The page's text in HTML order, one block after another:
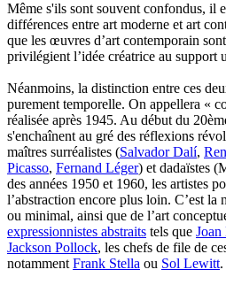
Même s'ils sont souvent confondus, il
différences entre art moderne et art
que les œuvres d’art contemporain
privilégient l’idée créatrice au support
Néanmoins, la distinction entre ces
purement temporelle. On appellera «
réalisée après 1945. Au début du
s'enchaînent au gré des réflexions
maîtres surréalistes (Salvador Dalí,
Picasso, Fernand Léger) et dadaïstes
des années 1950 et 1960, les artistes
l’abstraction encore plus loin. C’est la
ou minimal, ainsi que de l’art
expressionnistes abstraits tels que
Jackson Pollock, les chefs de file de
notammentFrank Stella ou Sol Lewitt.